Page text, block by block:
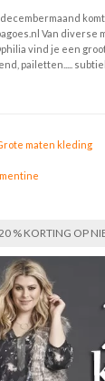
Van diverse
vind je een
pailetten.....
maten kleding
% KORTING OP